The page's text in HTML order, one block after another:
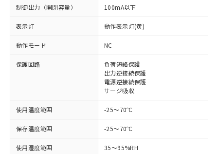
制御出力（開閉容量） 100mA以下
表示灯 動作表示灯(黄)
動作モード NC
保護回路
負荷短絡保護
出力逆接続保護
電源逆接続保護
サージ吸収
使用温度範囲 -25～70℃
保存温度範囲 -25～70℃
使用湿度範囲 35～95%RH
ご利用条件
以下の条件をお読みいただき、同意のうえ
対応済み：EU RoHS指令（10物質）の
非含有に対応した製品が提供可能な商品で
対応予定：EU RoHS指令（10物質）の非含
有に対応した製品に切り替える予定のある
商品です。
対応予定なし：EU RoHS指令（10物質）の
非含有に非対応の商品で、対応品を出す予
調査・確認中：EU RoHS指令（10物質）の